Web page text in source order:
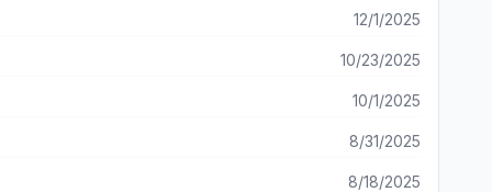
12/1/2025
10/23/2025
10/1/2025
8/31/2025
8/18/2025